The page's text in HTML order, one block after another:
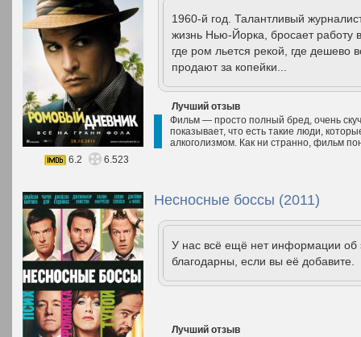
1960-й год. Талантливый
жизнь Нью-Йорка, бросает работу
где ром льется рекой, где
продают за копейки...
Лучший отзыв
Фильм — просто полный бред, очень
показывает, что есть такие люди,
алкоголизмом. Как ни странно, фильм
6.2
6.523
Несносные боссы (2011)
У нас всё ещё нет информации
благодарны, если вы её добавите.
Лучший отзыв